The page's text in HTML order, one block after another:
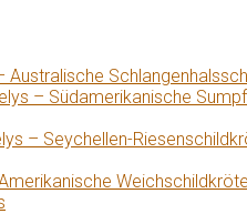
Australische
– Südamerikanische
– Seychellen-